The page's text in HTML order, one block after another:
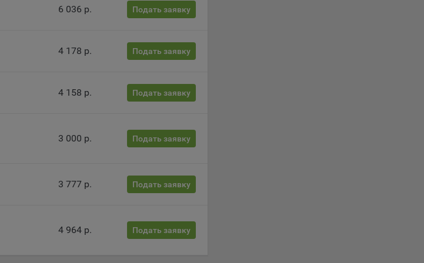
пользователя (включено сохранение
файлы cookie для рекламирования услуг
сайт, то в дальнейшем может встретить
сторонних веб-сайтах.
пользователи посещают сайты
Общество также регулирует и
на сайтах Общества файлов cookie:
cookie. В случае их отключения может
выбор предпочтений куки, языковой
6 036 р. Подать заявку
4 178 р. Подать заявку
4 158 р. Подать заявку
3 000 р. Подать заявку
3 777 р. Подать заявку
4 964 р. Подать заявку